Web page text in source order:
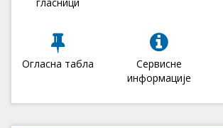
Огласна табла
Сервисне
информације